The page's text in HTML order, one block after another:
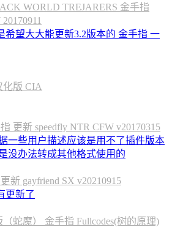
WORLD TREJARERS 金手指
希望大大能更新3.2版本的 金手指 一
化版 CIA
更新 speedfly NTR CFW v20170315
一些用户描述应该是用不了插件版本
没办法转成其他格式使用的
新 gayfriend SX v20210915
更新了
蛇魔） 金手指 Fullcodes(树的原理)